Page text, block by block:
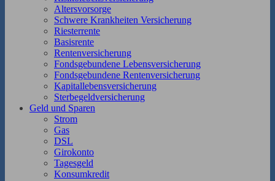
Altersvorsorge
Schwere Krankheiten Versicherung
Riesterrente
Basisrente
Rentenversicherung
Fondsgebundene Lebensversicherung
Fondsgebundene Rentenversicherung
Kapitallebensversicherung
Sterbegeldversicherung
Geld und Sparen
Strom
Gas
DSL
Girokonto
Tagesgeld
Konsumkredit